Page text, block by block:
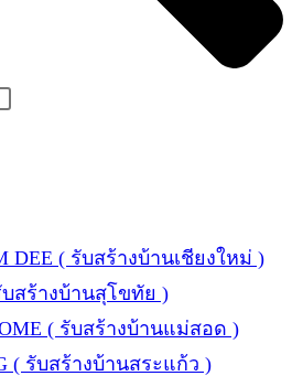
DEE ( รับสร้างบ้านเชียงใหม่ )
บสร้างบ้านสุโขทัย )
( รับสร้างบ้านแม่สอด )
( รับสร้างบ้านสระแก้ว )